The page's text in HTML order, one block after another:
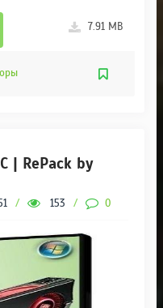
7.91 MB
| RePack by
/ 153 / 0